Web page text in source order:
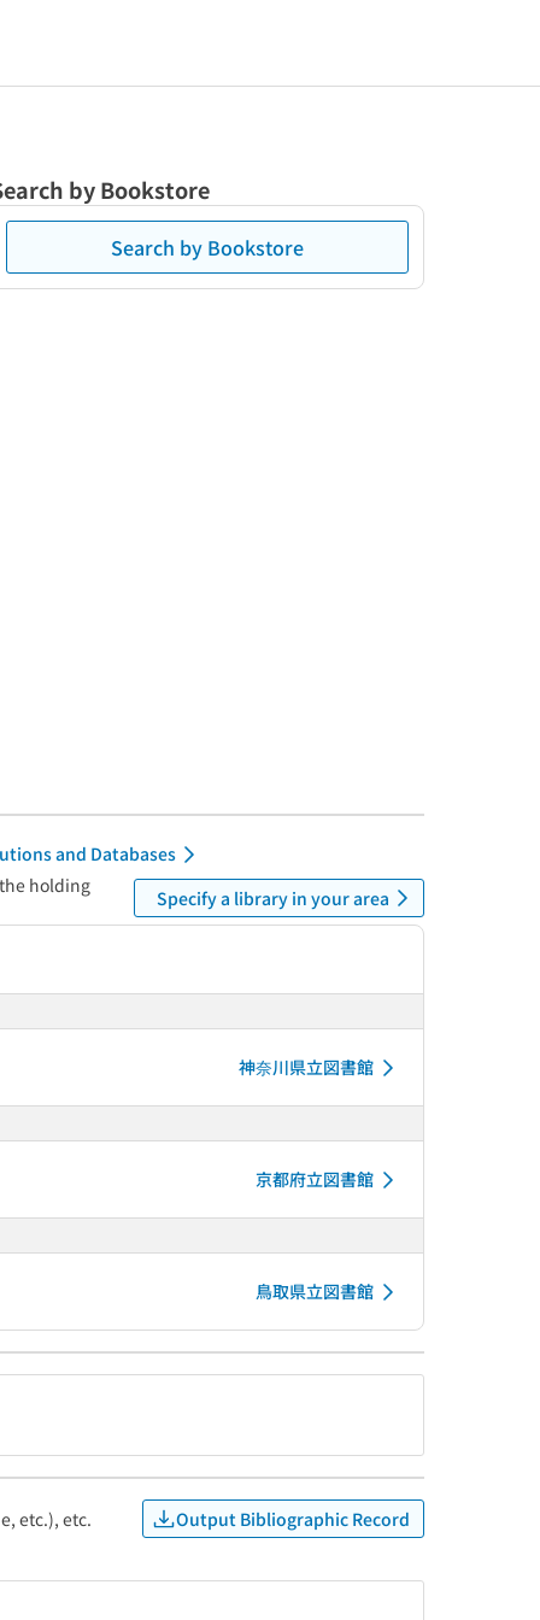
by Bookstore
Search by Bookstore
and Databases
holding
Specify a library in your area
神奈川県立図書館
京都府立図書館
鳥取県立図書館
etc.), etc. Output Bibliographic Record